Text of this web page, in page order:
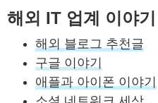
해외 IT 업계 이야기
해외 블로그 추천글
구글 이야기
애플과 아이폰 이야기